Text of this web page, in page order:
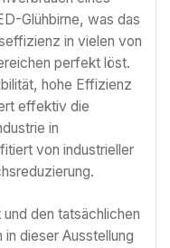
Glühbirne, was das
in vielen von
perfekt löst.
hohe Effizienz
effektiv die
in
von industrieller
den tatsächlichen
dieser Ausstellung